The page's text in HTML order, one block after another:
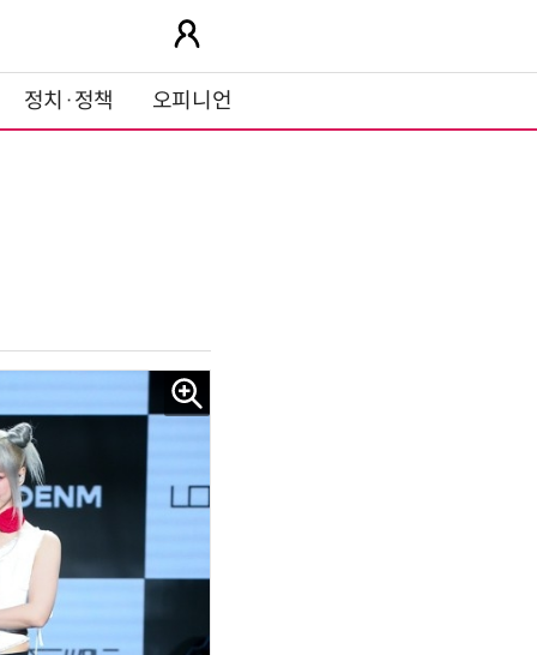
정치·정책 오피니언